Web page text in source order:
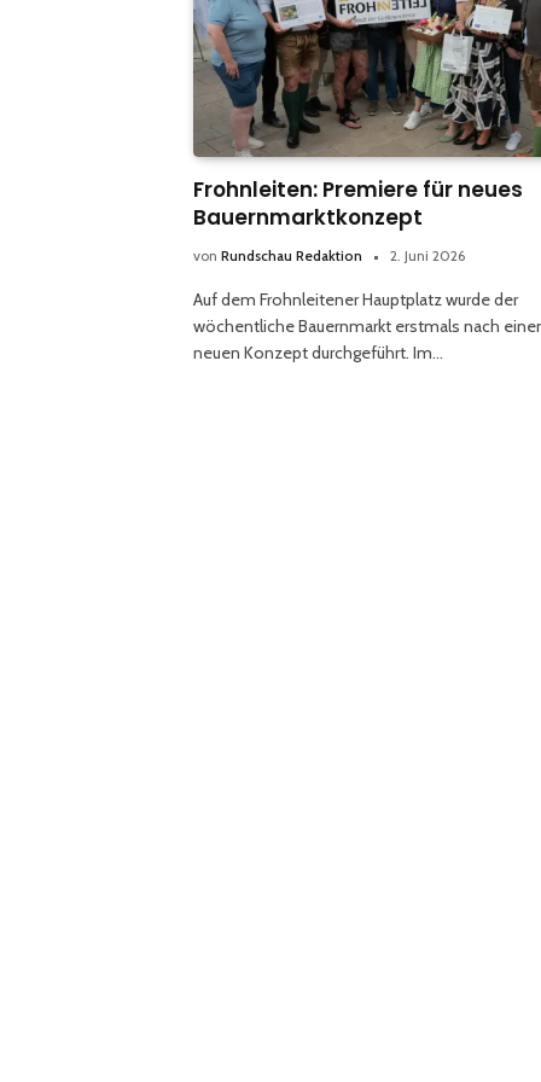
Frohnleiten: Premiere für neues
Bauernmarktkonzept
von Rundschau Redaktion 2. Juni 2026
Auf dem Frohnleitener Hauptplatz wurde der
wöchentliche Bauernmarkt erstmals nach
neuen Konzept durchgeführt. Im…